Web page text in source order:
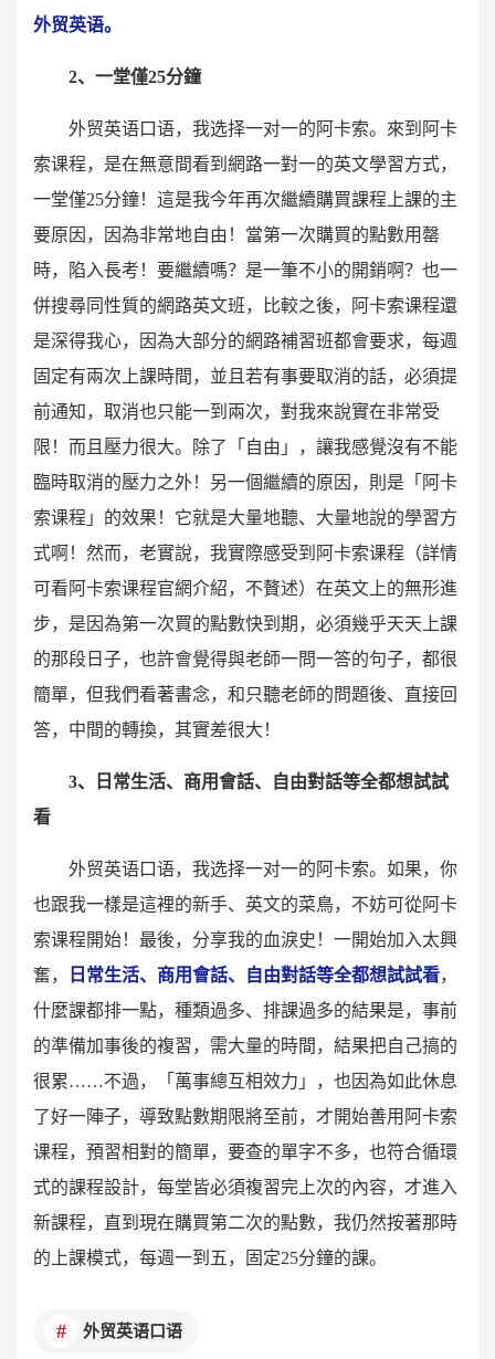
外贸英语。
2、一堂僅25分鐘
外贸英语口语，我选择一对一的阿卡索。來到阿卡
索课程，是在無意間看到網路一對一的英文學習方式，
一堂僅25分鐘！這是我今年再次繼續購買課程上課的主
要原因，因為非常地自由！當第一次購買的點數用罄
時，陷入長考！要繼續嗎？是一筆不小的開銷啊？也一
併搜尋同性質的網路英文班，比較之後，阿卡索课程還
是深得我心，因為大部分的網路補習班都會要求，每週
固定有兩次上課時間，並且若有事要取消的話，必須提
前通知，取消也只能一到兩次，對我來說實在非常受
限！而且壓力很大。除了「自由」，讓我感覺沒有不能
臨時取消的壓力之外！另一個繼續的原因，則是「阿卡
索课程」的效果！它就是大量地聽、大量地說的學習方
式啊！然而，老實說，我實際感受到阿卡索课程（詳情
可看阿卡索课程官網介紹，不贅述）在英文上的無形進
步，是因為第一次買的點數快到期，必須幾乎天天上課
的那段日子，也許會覺得與老師一問一答的句子，都很
簡單，但我們看著書念，和只聽老師的問題後、直接回
答，中間的轉換，其實差很大！
3、日常生活、商用會話、自由對話等全都想試試
看
外贸英语口语，我选择一对一的阿卡索。如果，你
也跟我一樣是這裡的新手、英文的菜鳥，不妨可從阿卡
索课程開始！最後，分享我的血淚史！一開始加入太興
奮，
日常生活、商用會話、自由對話等全都想試試看，
什麼課都排一點，種類過多、排課過多的結果是，事前
的準備加事後的複習，需大量的時間，結果把自己搞的
很累……不過，「萬事總互相效力」，也因為如此休息
了好一陣子，導致點數期限將至前，才開始善用阿卡索
课程，預習相對的簡單，要查的單字不多，也符合循環
式的課程設計，每堂皆必須複習完上次的內容，才進入
新課程，直到現在購買第二次的點數，我仍然按著那時
的上課模式，每週一到五，固定25分鐘的課。
外贸英语口语